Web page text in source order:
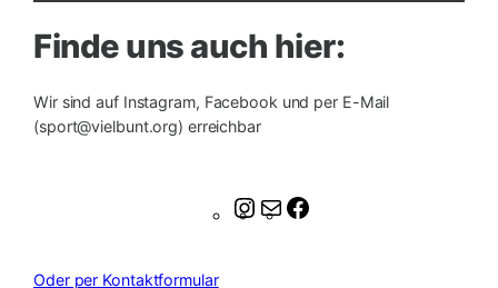
Finde uns auch hier:
Wir sind auf Instagram, Facebook und per E-Mail
(sport@vielbunt.org) erreichbar
Instagram
E-
Oder per Kontaktformular